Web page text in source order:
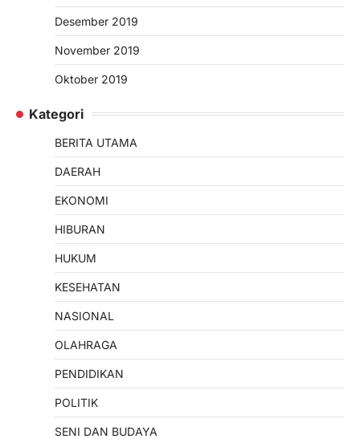
Desember 2019
November 2019
Oktober 2019
Kategori
BERITA UTAMA
DAERAH
EKONOMI
HIBURAN
HUKUM
KESEHATAN
NASIONAL
OLAHRAGA
PENDIDIKAN
POLITIK
SENI DAN BUDAYA